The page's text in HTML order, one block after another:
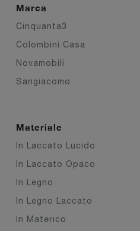
Marca
Cinquanta3
Colombini Casa
Novamobili
Sangiacomo
Materiale
In Laccato Lucido
In Laccato Opaco
In Legno
In Legno Laccato
In Materico